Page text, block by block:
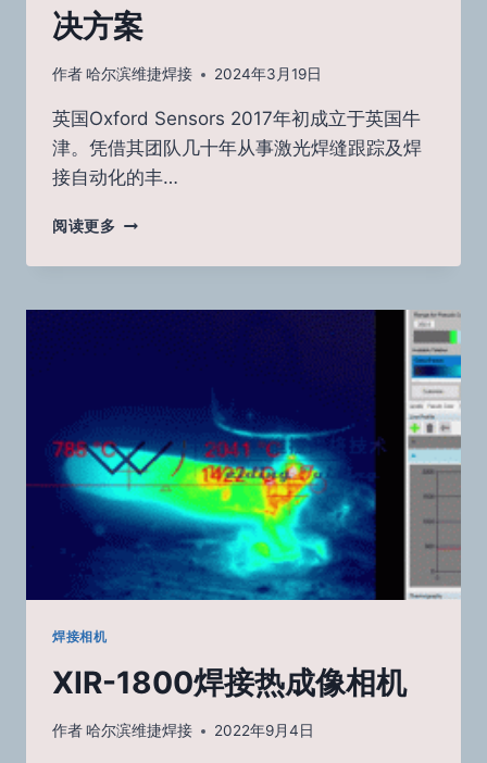
决方案
作者哈尔滨维捷焊接 2024年3月19日
英国Oxford Sensors 2017年初成立于英国牛
津。凭借其团队几十年从事激光焊缝跟踪及焊
接自动化的丰…
阅读更多 英
OS
光
视
检
测
解
决
方
焊接相机
XIR-1800焊接热成像相机
作者哈尔滨维捷焊接 2022年9月4日